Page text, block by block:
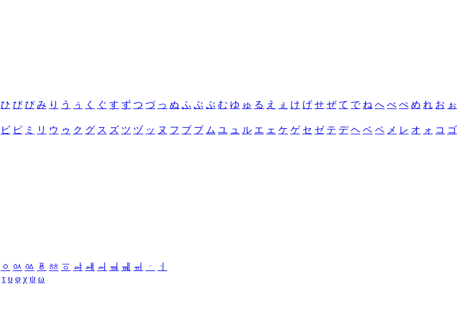
ひ び ぴ み り う ぅ く ぐ す ず つ づ っ ぬ ふ ぶ ぷ む ゆ ゅ る え ぇ け げ せ ぜ て で ね へ べ ぺ め れ お ぉ
ビ ピ ミ リ ウ ゥ ク グ ス ズ ツ ヅ ッ ヌ フ ブ プ ム ユ ュ ル エ ェ ケ ゲ セ ゼ テ デ ヘ ベ ペ メ レ オ ォ コ ゴ
ㆁ ㆂ ㆃ ㆄ ㆅ ㆆ ㆇ ㆈ ㆉ ㆊ ㆋ ㆌ ㆍ
ㆎ
τ υ φ χ ψ ω